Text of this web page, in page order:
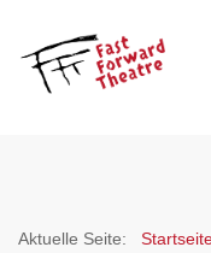
Aktuelle Seite: